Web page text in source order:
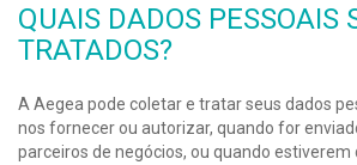
QUAIS DADOS PESSOAIS
TRATADOS?
A Aegea pode coletar e tratar seus dados
nos fornecer ou autorizar, quando for
parceiros de negócios, ou quando estiverem